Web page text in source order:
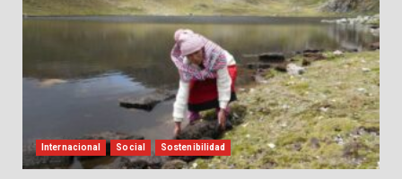
Internacional Social Sostenibilidad